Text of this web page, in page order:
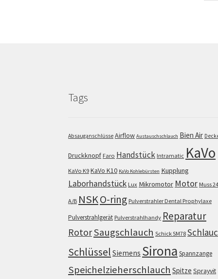
Tags
Absauganschlüsse Airflow Austauschschlauch Bien Air
Druckknopf Faro Handstück Intramatic KaVo
KaVo K9 KaVo K10 KaVo Kohlebürsten Kupplung
Laborhandstück Lux Mikromotor Motor Muss
A/B NSKO-ring Pulverstrahler Dental Prophylaxe
Pulverstrahlgerät Pulverstrahlhandy Reparatur
RotorSaugschlauch Schick SM78
Schlüssel Siemens Sirona Spannzange
Speichelzieherschlauch Spitze Sprayvit